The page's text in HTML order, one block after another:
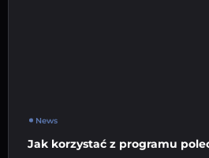
News
Jak korzystać z programu